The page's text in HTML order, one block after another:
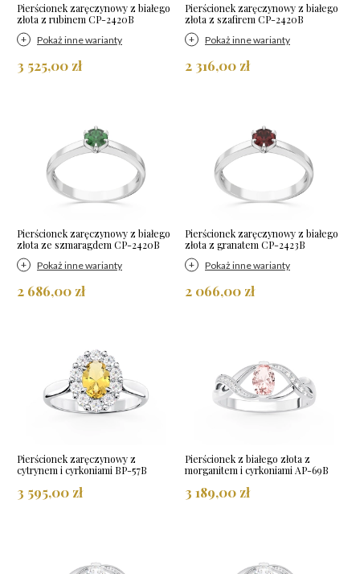
Pierścionek zaręczynowy z białego
złota z rubinem CP-2420B
Pokaż inne warianty
3 525,00 zł
Pierścionek zaręczynowy z białego
złota z szafirem CP-2420B
Pokaż inne warianty
2 316,00 zł
Pierścionek zaręczynowy z białego
złota ze szmaragdem CP-2420B
Pokaż inne warianty
2 686,00 zł
Pierścionek zaręczynowy z białego
złota z granatem CP-2423B
Pokaż inne warianty
2 066,00 zł
Pierścionek zaręczynowy z
cytrynem i cyrkoniami BP-57B
3 595,00 zł
Pierścionek z białego złota z
morganitem i cyrkoniami AP-69B
3 189,00 zł